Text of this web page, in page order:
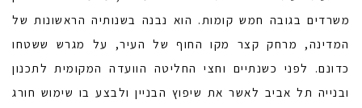
משרדים בגובה חמש קומות. הוא נבנה בשנותיה הראשונות של
המדינה, מרחק קצר מקו החוף של העיר, על מגרש ששטחו
כדונם. לפני כשנתיים וחצי החליטה הוועדה המקומית לתכנון
ובנייה תל אביב לאשר את שיפוץ הבניין ולבצע בו שימוש חורג